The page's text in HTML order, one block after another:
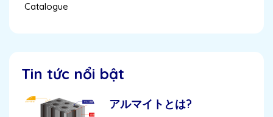
Catalogue
Tin tức nổi bật
アルマイトとは?